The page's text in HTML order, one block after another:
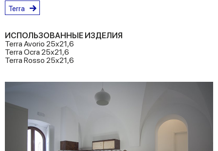
Terra
ИСПОЛЬЗОВАННЫЕ ИЗДЕЛИЯ
Terra Avorio 25x21,6
Terra Ocra 25x21,6
Terra Rosso 25x21,6